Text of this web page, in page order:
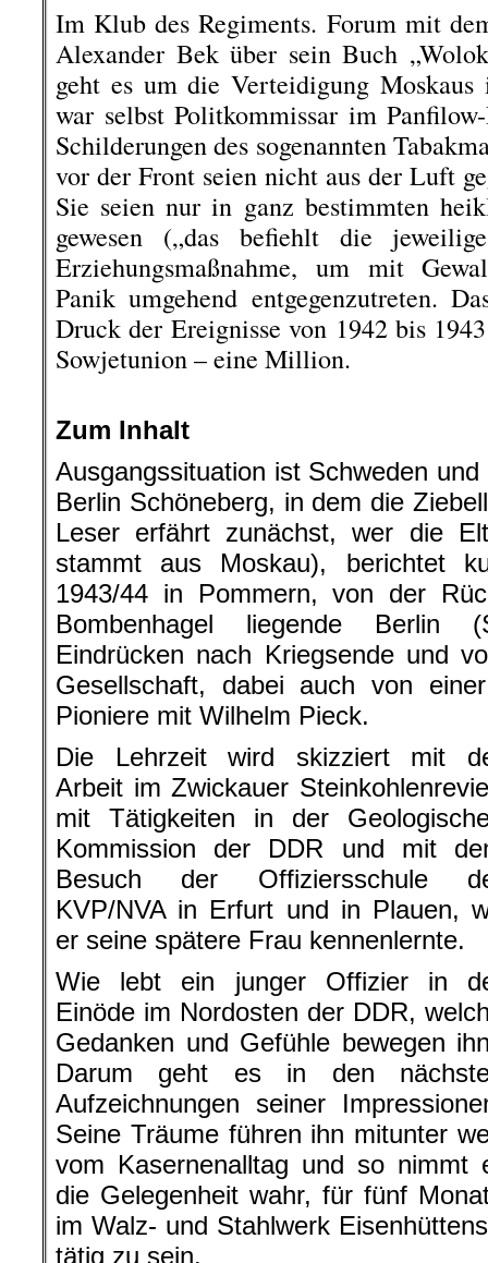
Im Klub des Regiments. Forum mit
Alexander Bek über sein Buch
geht es um die Verteidigung
war selbst Politkommissar im
Schilderungen des sogenannten
vor der Front seien nicht aus der Luft
Sie seien nur in ganz bestimmten
gewesen („das befiehlt die
Erziehungsmaßnahme, um mit
Panik umgehend entgegenzutreten.
Druck der Ereignisse von 1942 bis
Sowjetunion – eine Million.
Zum Inhalt
Ausgangssituation ist Schweden
Berlin Schöneberg, in dem die
Leser erfährt zunächst, wer die
stammt aus Moskau), berichtet
1943/44 in Pommern, von der
Bombenhagel liegende Berlin
Eindrücken nach Kriegsende und
Gesellschaft, dabei auch von
Pioniere mit Wilhelm Pieck.
Die Lehrzeit wird skizziert mit
Arbeit im Zwickauer
mit Tätigkeiten in der
Kommission der DDR und mit
Besuch der Offiziersschule
KVP/NVA in Erfurt und in Plauen,
er seine spätere Frau kennenlernte.
Wie lebt ein junger Offizier in
Einöde im Nordosten der DDR,
Gedanken und Gefühle bewegen
Darum geht es in den
Aufzeichnungen seiner
Seine Träume führen ihn mitunter
vom Kasernenalltag und so nimmt
die Gelegenheit wahr, für fünf
im Walz- und Stahlwerk
tätig zu sein.